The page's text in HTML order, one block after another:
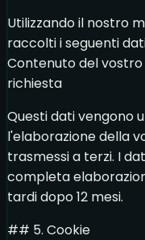
Utilizzando il nostro
raccolti i seguenti
Contenuto del
richiesta
Questi dati vengono
l'elaborazione della
trasmessi a terzi. I
completa
tardi dopo 12 mesi.
## 5. Cookie